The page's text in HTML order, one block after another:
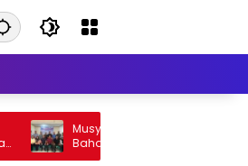
Musyawarah Desa Tanjung Niaga
Bahas RPJMDes, RKPDes 2027 dan
Percepatan Penanganan Stunting